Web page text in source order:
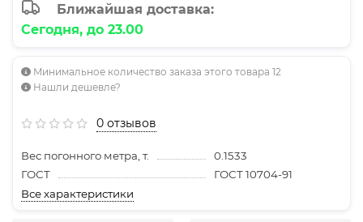
Ближайшая доставка:
Сегодня, до 23.00
Минимальное количество заказа этого товара 12
Нашли дешевле?
0 отзывов
Вес погонного метра, т.
0.1533
ГОСТ
ГОСТ 10704-91
Все характеристики